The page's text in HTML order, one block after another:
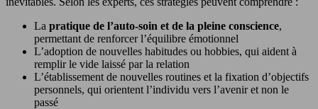
La pratique de l’auto-soin et de la pleine conscience,
permettant de renforcer l’équilibre émotionnel
L’adoption de nouvelles habitudes ou hobbies, qui aident à
remplir le vide laissé par la relation
L’établissement de nouvelles routines et la fixation d’objectifs
personnels, qui orientent l’individu vers l’avenir et non le
passé